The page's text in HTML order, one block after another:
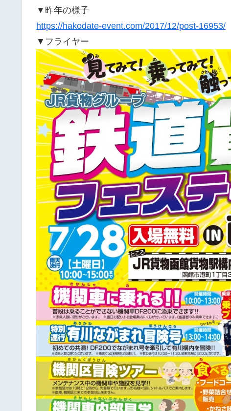
▼昨年の様子
https://hakodate-event.com/2017/12/post-16953/
▼フライヤー